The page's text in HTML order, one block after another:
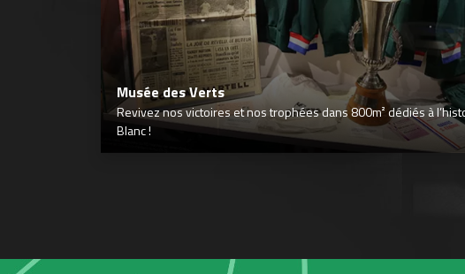
Musée des Verts
Revivez nos victoires et nos trophées dans 800m² dédiés à
Blanc !